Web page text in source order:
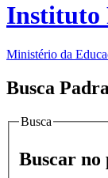
Instituto
Ministério da
Busca
Busca
Buscar no